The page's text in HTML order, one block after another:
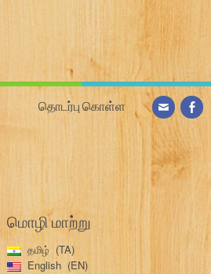
தொடர்பு கொள்ள
மொழி மாற்று
தமிழ்
TA
English
EN